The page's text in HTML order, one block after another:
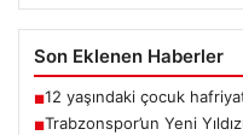
Son Eklenen Haberler
■12 yaşındaki çocuk
■Trabzonspor’un Yeni